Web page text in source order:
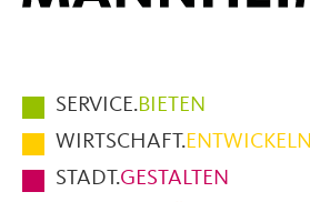
Hauptmenüpunkte
im
Fußbereich
der
SERVICE.BIETEN
WIRTSCHAFT.ENTWICKELN
STADT.GESTALTEN